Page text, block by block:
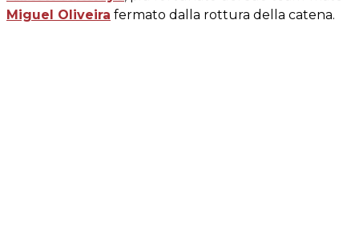
Miguel Oliveira fermato dalla rottura della catena.